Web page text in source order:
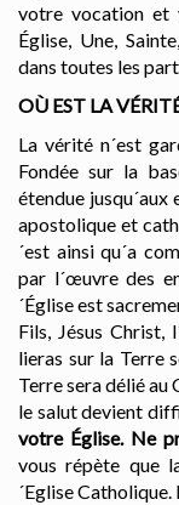
votre vocation et
Église, Une,
dans toutes les
OÙ EST LA
La vérité n´est
Fondée sur la
étendue
apostolique et
´est ainsi qu´a
par l´œuvre des
´Église est
Fils, Jésus Christ,
lieras sur la Terre
Terre sera délié au
le salut devient
votre Église. Ne
vous répète que
´Eglise